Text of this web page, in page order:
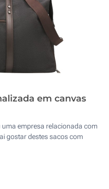
em canvas
uma empresa relacionada com
gostar destes sacos com